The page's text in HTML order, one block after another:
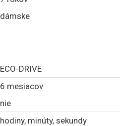
dámske
ECO-DRIVE
6 mesiacov
nie
hodiny, minúty, sekundy